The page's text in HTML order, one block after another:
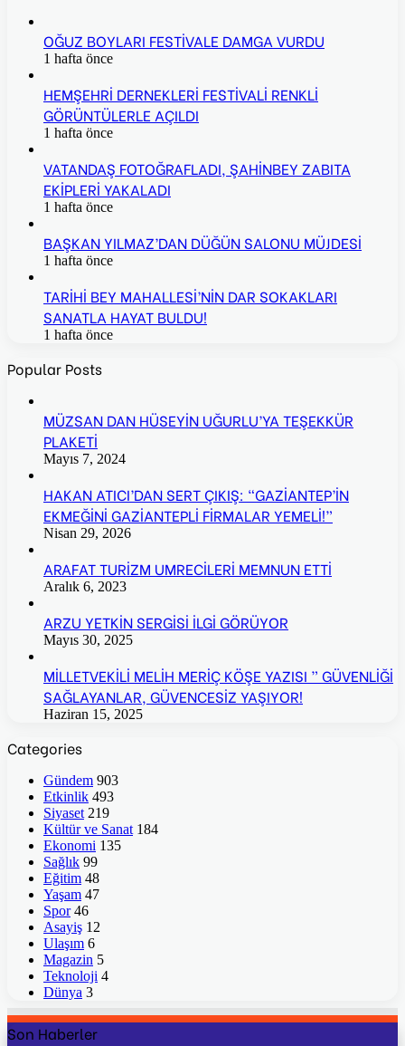
OĞUZ BOYLARI FESTİVALE DAMGA VURDU
1 hafta önce
HEMŞEHRİ DERNEKLERİ FESTİVALİ RENKLİ
GÖRÜNTÜLERLE AÇILDI
1 hafta önce
VATANDAŞ FOTOĞRAFLADI, ŞAHİNBEY ZABITA
EKİPLERİ YAKALADI
1 hafta önce
BAŞKAN YILMAZ’DAN DÜĞÜN SALONU MÜJDESİ
1 hafta önce
TARİHİ BEY MAHALLESİ’NİN DAR SOKAKLARI
SANATLA HAYAT BULDU!
1 hafta önce
Popular Posts
MÜZSAN DAN HÜSEYİN UĞURLU’YA TEŞEKKÜR
PLAKETİ
Mayıs 7, 2024
HAKAN ATICI’DAN SERT ÇIKIŞ: “GAZİANTEP’İN
EKMEĞİNİ GAZİANTEPLİ FİRMALAR YEMELİ!”
Nisan 29, 2026
ARAFAT TURİZM UMRECİLERİ MEMNUN ETTİ
Aralık 6, 2023
ARZU YETKİN SERGİSİ İLGİ GÖRÜYOR
Mayıs 30, 2025
MİLLETVEKİLİ MELİH MERİÇ KÖŞE YAZISI ” GÜVENLİĞİ
SAĞLAYANLAR, GÜVENCESİZ YAŞIYOR!
Haziran 15, 2025
Categories
Gündem 903
Etkinlik 493
Siyaset 219
Kültür ve Sanat 184
Ekonomi 135
Sağlık 99
Eğitim 48
Yaşam 47
Spor 46
Asayiş 12
Ulaşım 6
Magazin 5
Teknoloji 4
Dünya 3
Son Haberler